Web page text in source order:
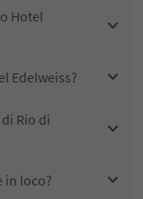
Hotel
Edelweiss?
Rio di
in loco?